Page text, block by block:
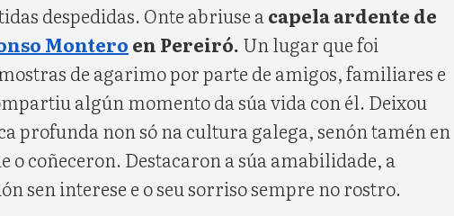
despedidas. Onte abriuse a capela ardente de
Montero en Pereiró. Un lugar que foi
de agarimo por parte de amigos, familiares e
algún momento da súa vida con él. Deixou
profunda non só na cultura galega, senón tamén en
o coñeceron. Destacaron a súa amabilidade, a
sen interese e o seu sorriso sempre no rostro.